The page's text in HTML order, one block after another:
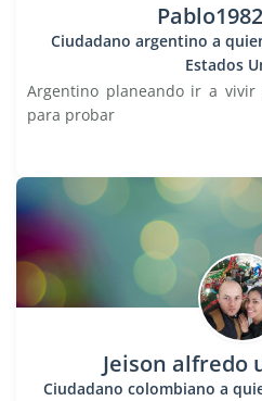
Ciudadano argentino a
Estados
Argentino planeando ir a vivir
para probar
Jeison alfredo
Ciudadano colombiano a